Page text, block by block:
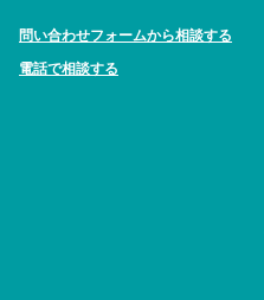
問い合わせフォームから相談する
電話で相談する